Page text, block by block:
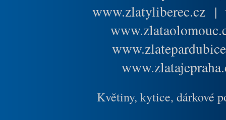
www.zlatyliberec.cz |
Květiny, kytice, dárkové